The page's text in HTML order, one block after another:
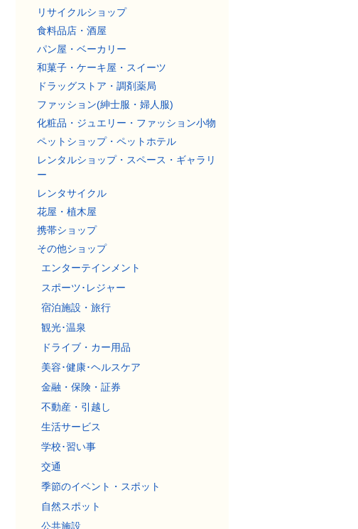
リサイクルショップ
食料品店・酒屋
パン屋・ベーカリー
和菓子・ケーキ屋・スイーツ
ドラッグストア・調剤薬局
ファッション(紳士服・婦人服)
化粧品・ジュエリー・ファッション小物
ペットショップ・ペットホテル
レンタルショップ・スペース・ギャラリ
ー
レンタサイクル
花屋・植木屋
携帯ショップ
その他ショップ
エンターテインメント
スポーツ･レジャー
宿泊施設・旅行
観光･温泉
ドライブ・カー用品
美容･健康･ヘルスケア
金融・保険・証券
不動産・引越し
生活サービス
学校･習い事
交通
季節のイベント・スポット
自然スポット
公共施設